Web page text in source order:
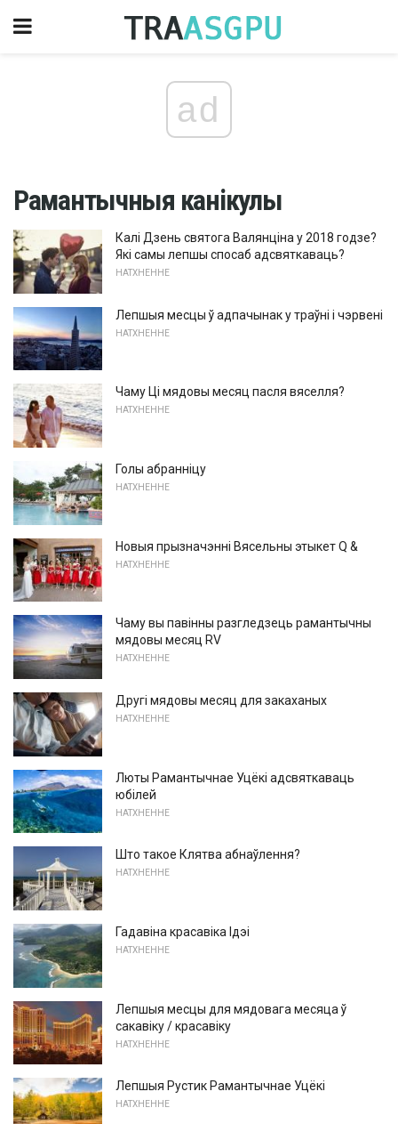
ad
Рамантычныя канікулы
Калі Дзень святога Валянціна у 2018 годзе?
Які самы лепшы спосаб адсвяткаваць?
НАТХНЕННЕ
Лепшыя месцы ў адпачынак у траўні і чэрвені
НАТХНЕННЕ
Чаму Ці мядовы месяц пасля вяселля?
НАТХНЕННЕ
Голы абранніцу
НАТХНЕННЕ
Новыя прызначэнні Вясельны этыкет Q &
НАТХНЕННЕ
Чаму вы павінны разгледзець рамантычны
мядовы месяц RV
НАТХНЕННЕ
Другі мядовы месяц для закаханых
НАТХНЕННЕ
Люты Рамантычнае Уцёкі адсвяткаваць
юбілей
НАТХНЕННЕ
Што такое Клятва абнаўлення?
НАТХНЕННЕ
Гадавіна красавіка Ідэі
НАТХНЕННЕ
Лепшыя месцы для мядовага месяца ў
сакавіку / красавіку
НАТХНЕННЕ
Лепшыя Рустик Рамантычнае Уцёкі
НАТХНЕННЕ